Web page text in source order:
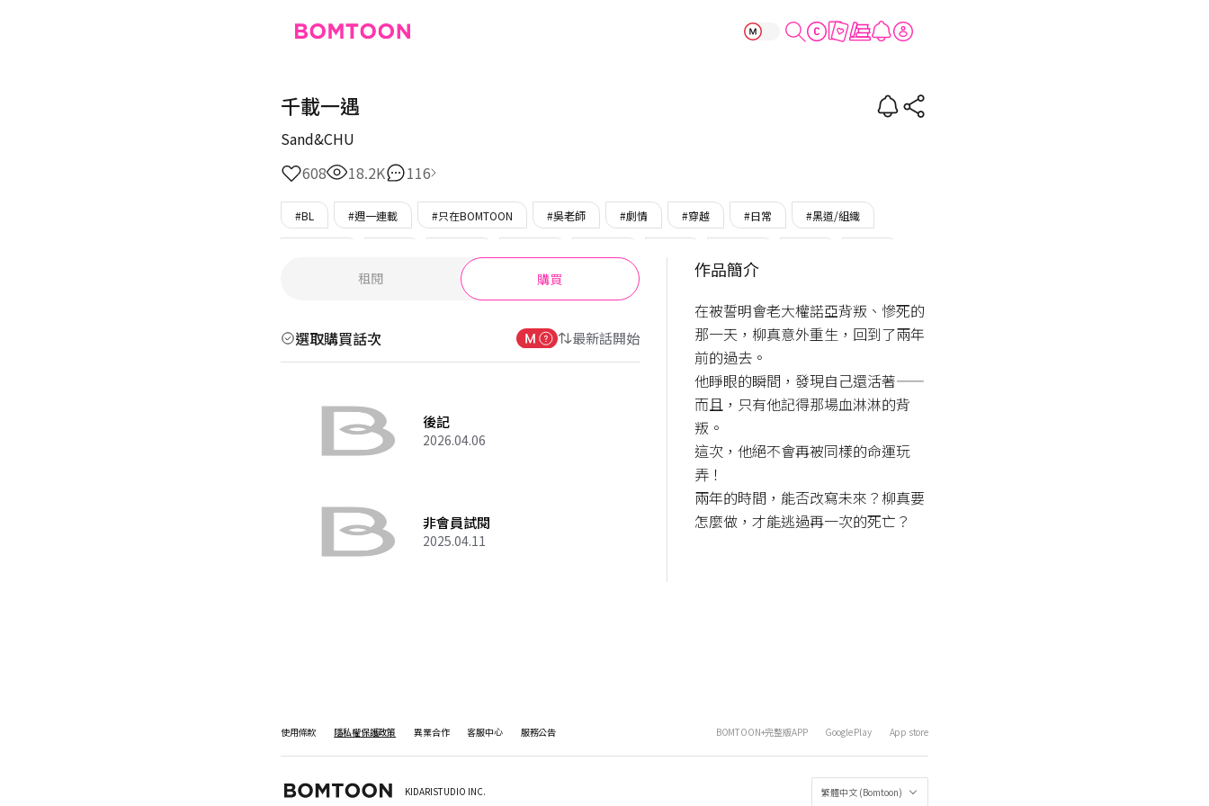
千載一遇
Sand&CHU
608
18.2K 116
#BL #週一連載 #只在BOMTOON #吳老師 #劇情 #穿越 #日常 #黑道/組織
租閱 購買
選取購買話次 最新話開始
後記
2026.04.06
非會員試閱
2025.04.11
作品簡介
在被誓明會老大權諾亞背叛、慘死的
那一天，柳真意外重生，回到了兩年
前的過去。
他睜眼的瞬間，發現自己還活著——
而且，只有他記得那場血淋淋的背
叛。
這次，他絕不會再被同樣的命運玩
弄！
兩年的時間，能否改寫未來？柳真要
怎麼做，才能逃過再一次的死亡？
使用條款 隱私權保護政策 異業合作 客服中心 服務公告 BOMTOON+完整版APP Google Play App store
繁體中文 (Bomtoon)
KIDARISTUDIO INC.